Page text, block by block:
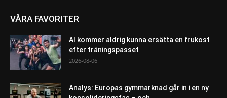
VÅRA FAVORITER
AI kommer aldrig kunna ersätta en frukost
efter träningspasset
2026-08-06
Analys: Europas gymmarknad går in i en ny